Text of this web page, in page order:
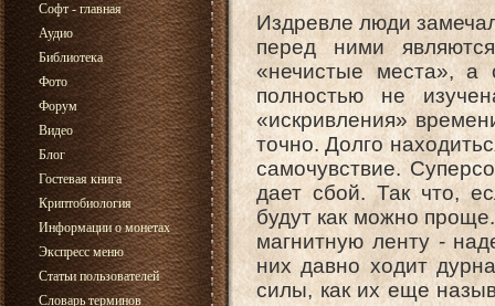
Софт - главная
Аудио
Библиотека
Фото
Форум
Видео
Блог
Гостевая книга
Криптобиология
Информации о монетах
Экспресс меню
Статьи пользователей
Словарь терминов
Издревле люди
перед ними
«нечистые места», а
полностью не
«искривления»
точно. Долго
самочувствие.
дает сбой. Так что,
будут как можно
магнитную ленту -
них давно ходит
силы, как их еще